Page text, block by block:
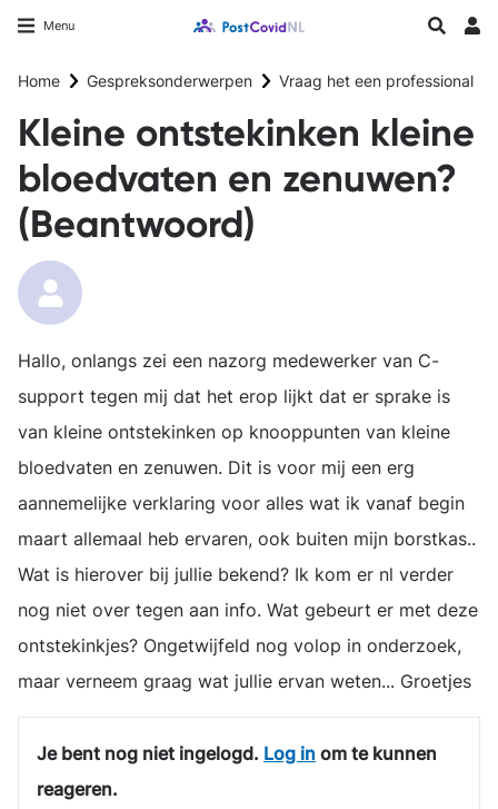
gaan
Menu Longfonds homepageZoeken
Home Gespreksonderwerpen Vraag het een professional
Kleine ontstekinken kleine
bloedvaten en zenuwen?
(Beantwoord)
Hallo, onlangs zei een nazorg medewerker van C-
support tegen mij dat het erop lijkt dat er sprake is
van kleine ontstekinken op knooppunten van kleine
bloedvaten en zenuwen. Dit is voor mij een erg
aannemelijke verklaring voor alles wat ik vanaf begin
maart allemaal heb ervaren, ook buiten mijn borstkas..
Wat is hierover bij jullie bekend? Ik kom er nl verder
nog niet over tegen aan info. Wat gebeurt er met deze
ontstekinkjes? Ongetwijfeld nog volop in onderzoek,
maar verneem graag wat jullie ervan weten... Groetjes
Je bent nog niet ingelogd. Log in om te kunnen
reageren.